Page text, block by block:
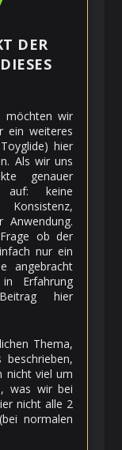
DER
möchten wir
ein weiteres
hier
Als wir uns
genauer
keine
ob der
nur ein
angebracht
Erfahrung
hier
Thema,
nicht viel um
was wir bei
nicht alle 2
normalen